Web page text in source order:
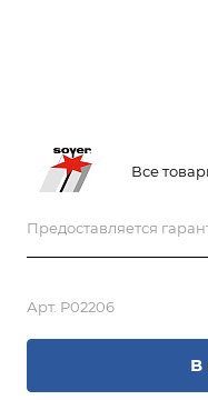
Все
Предоставляется
Арт. P02206
В